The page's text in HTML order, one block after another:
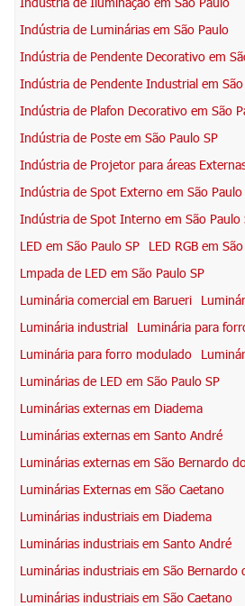
Indústria de Luminárias em São Paulo
Indústria de Pendente Decorativo em
Indústria de Pendente Industrial em São
Indústria de Plafon Decorativo em São
Indústria de Poste em São Paulo SP
Indústria de Projetor para áreas
Indústria de Spot Externo em São Paulo
Indústria de Spot Interno em São Paulo
LED em São Paulo SP
LED RGB em
Lmpada de LED em São Paulo SP
Luminária comercial em Barueri
Luminária industrial
Luminária para
Luminária para forro modulado
Luminárias de LED em São Paulo SP
Luminárias externas em Diadema
Luminárias externas em Santo André
Luminárias externas em São Bernardo
Luminárias Externas em São Caetano
Luminárias industriais em Diadema
Luminárias industriais em Santo André
Luminárias industriais em São Bernardo
Luminárias industriais em São Caetano